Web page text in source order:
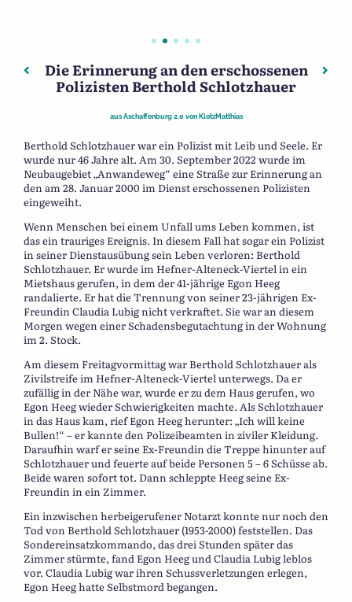
Beitragsnavigation
Vorheriger: Kardinal Albrecht von Brandenburg und
Die Erinnerung an den erschossenen
Polizisten Berthold Schlotzhauer
ausAschaffenburg 2.0 von KlotzMatthias
Berthold Schlotzhauer war ein Polizist mit Leib und Seele. Er
wurde nur 46 Jahre alt. Am 30. September 2022 wurde im
Neubaugebiet „Anwandeweg“ eine Straße zur Erinnerung an
den am 28. Januar 2000 im Dienst erschossenen Polizisten
eingeweiht.
Wenn Menschen bei einem Unfall ums Leben kommen, ist
das ein trauriges Ereignis. In diesem Fall hat sogar ein Polizist
in seiner Dienstausübung sein Leben verloren: Berthold
Schlotzhauer. Er wurde im Hefner-Alteneck-Viertel in ein
Mietshaus gerufen, in dem der 41-jährige Egon Heeg
randalierte. Er hat die Trennung von seiner 23-jährigen Ex-
Freundin Claudia Lubig nicht verkraftet. Sie war an diesem
Morgen wegen einer Schadensbegutachtung in der Wohnung
im 2. Stock.
Am diesem Freitagvormittag war Berthold Schlotzhauer als
Zivilstreife im Hefner-Alteneck-Viertel unterwegs. Da er
zufällig in der Nähe war, wurde er zu dem Haus gerufen, wo
Egon Heeg wieder Schwierigkeiten machte. Als Schlotzhauer
in das Haus kam, rief Egon Heeg herunter: „Ich will keine
Bullen!“ – er kannte den Polizeibeamten in ziviler Kleidung.
Daraufhin warf er seine Ex-Freundin die Treppe hinunter auf
Schlotzhauer und feuerte auf beide Personen 5 – 6 Schüsse ab.
Beide waren sofort tot. Dann schleppte Heeg seine Ex-
Freundin in ein Zimmer.
Ein inzwischen herbeigerufener Notarzt konnte nur noch den
Tod von Berthold Schlotzhauer (1953-2000) feststellen. Das
Sondereinsatzkommando, das drei Stunden später das
Zimmer stürmte, fand Egon Heeg und Claudia Lubig leblos
vor. Claudia Lubig war ihren Schussverletzungen erlegen,
Egon Heeg hatte Selbstmord begangen.